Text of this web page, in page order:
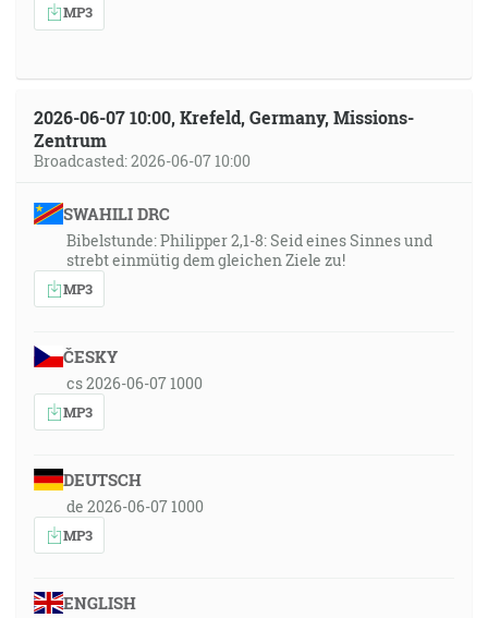
MP3
2026-06-07 10:00, Krefeld, Germany, Missions-
Zentrum
Broadcasted: 2026-06-07 10:00
SWAHILI DRC
Bibelstunde: Philipper 2,1-8: Seid eines Sinnes und
strebt einmütig dem gleichen Ziele zu!
MP3
ČESKY
cs 2026-06-07 1000
MP3
DEUTSCH
de 2026-06-07 1000
MP3
ENGLISH